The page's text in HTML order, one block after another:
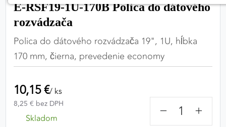
E-RSF19-1U-170B Polica do dátového
rozvádzača
Polica do dátového rozvádzača 19", 1U, hĺbka
170 mm, čierna, prevedenie economy
10,15 €/ ks
8,25 € bez DPH
Skladom
− +
(vždy aktívne, nemožno vypnúť)
webovej stránky a bez nich by nebolo možné
zabezpečiť jej plnú funkčnosť.
PREFERENČNÉ COOKIES